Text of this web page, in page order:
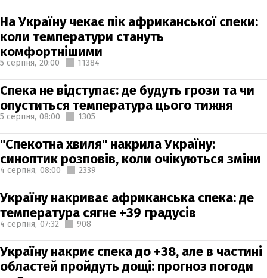
На Україну чекає пік африканської спеки:
коли температури стануть
комфортнішими
5 серпня, 20:00 11384
Спека не відступає: де будуть грози та чи
опуститься температура цього тижня
5 серпня, 08:00 1305
"Спекотна хвиля" накрила Україну:
синоптик розповів, коли очікуються зміни
4 серпня, 08:00 2339
Україну накриває африканська спека: де
температура сягне +39 градусів
4 серпня, 07:32 908
Україну накриє спека до +38, але в частині
областей пройдуть дощі: прогноз погоди